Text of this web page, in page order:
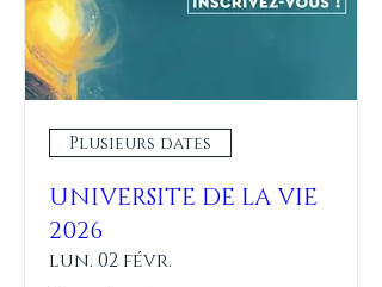
Plusieurs dates
UNIVERSITE DE LA VIE
2026
lun. 02 févr.